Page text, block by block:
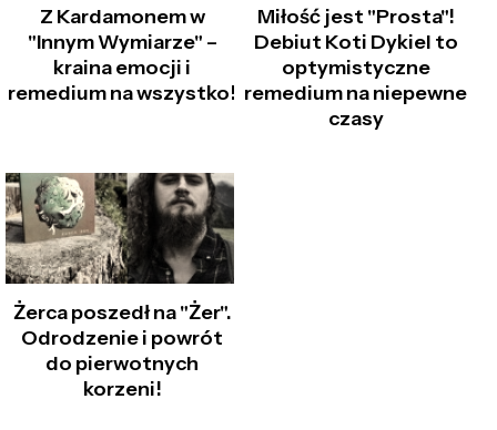
Z Kardamonem w
"Innym Wymiarze" –
kraina emocji i
remedium na wszystko!
Miłość jest "Prosta"!
Debiut Koti Dykiel to
optymistyczne
remedium na niepewne
czasy
Żerca poszedł na "Żer".
Odrodzenie i powrót
do pierwotnych
korzeni!